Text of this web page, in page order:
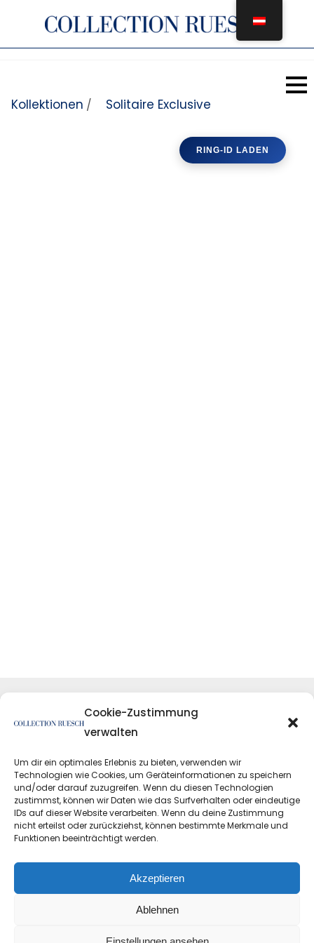
Cookie-Zustimmung
verwalten
Um dir ein optimales Erlebnis zu bieten, verwenden wir
Technologien wie Cookies, um Geräteinformationen zu speichern
und/oder darauf zuzugreifen. Wenn du diesen Technologien
zustimmst, können wir Daten wie das Surfverhalten oder eindeutige
IDs auf dieser Website verarbeiten. Wenn du deine Zustimmung
nicht erteilst oder zurückziehst, können bestimmte Merkmale und
Funktionen beeinträchtigt werden.
Akzeptieren
Ablehnen
Kollektionen / Solitaire Exclusive
RING-ID LADEN
Impressum